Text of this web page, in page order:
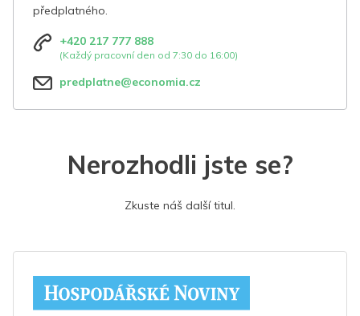
předplatného.
+420 217 777 888
(Každý pracovní den od 7:30 do 16:00)
predplatne@economia.cz
Nerozhodli jste se?
Zkuste náš další titul.